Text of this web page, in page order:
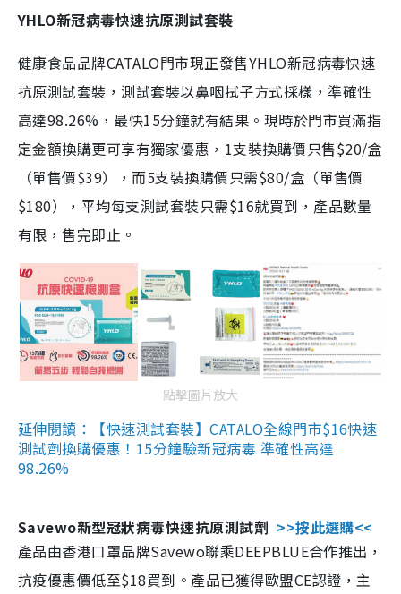
YHLO新冠病毒快速抗原測試套裝
健康食品品牌CATALO門市現正發售YHLO新冠病毒快速
抗原測試套裝，測試套裝以鼻咽拭子方式採樣，準確性
高達98.26%，最快15分鐘就有結果。現時於門市買滿指
定金額換購更可享有獨家優惠，1支裝換購價只售$20/盒
（單售價$39），而5支裝換購價只需$80/盒（單售價
$180），平均每支測試套裝只需$16就買到，產品數量
有限，售完即止。
點擊圖片放大
延伸閱讀：【快速測試套裝】CATALO全線門市$16快速
測試劑換購優惠！15分鐘驗新冠病毒 準確性高達
98.26%
Savewo新型冠狀病毒快速抗原測試劑 >>按此選購<<
產品由香港口罩品牌Savewo聯乘DEEPBLUE合作推出，
抗疫優惠價低至$18買到。產品已獲得歐盟CE認證，主